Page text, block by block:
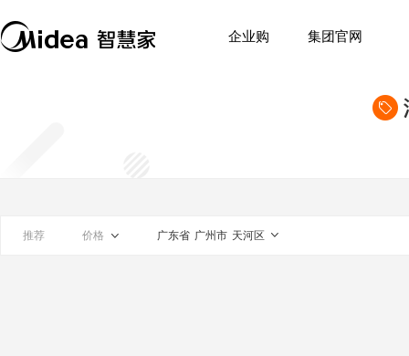
企业购 集团官网
推荐 价格 广东省 广州市 天河区